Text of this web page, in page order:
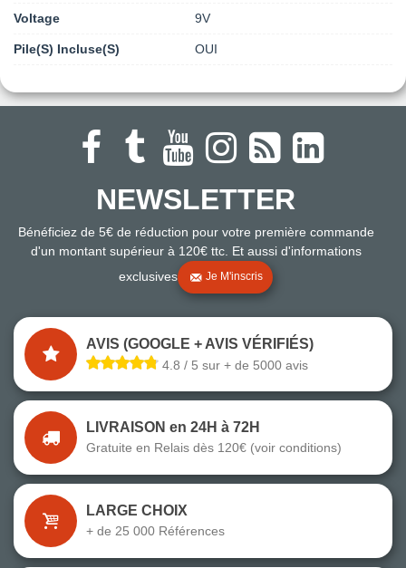
Voltage 9V
Pile(s) Incluse(s) OUI
NEWSLETTER
Bénéficiez de 5€ de réduction pour votre première commande
d'un montant supérieur à 120€ ttc. Et aussi d'informations
exclusives
Je M'inscris
AVIS (GOOGLE + AVIS VÉRIFIÉS)
4.8 / 5 sur + de 5000 avis
LIVRAISON en 24H à 72H
Gratuite en Relais dès 120€ (voir conditions)
LARGE CHOIX
+ de 25 000 Références